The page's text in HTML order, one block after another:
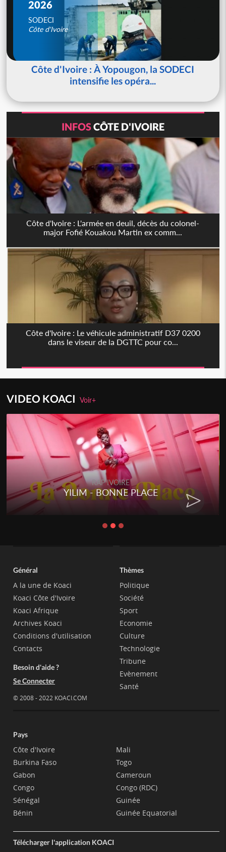
2026
SODECI
Côte d'Ivoire
Côte d'Ivoire : À Yopougon, la SODECI
intensifie les opéra...
INFOSCÔTE D'IVOIRE
Côte d'Ivoire : L'armée en deuil, décès du colonel-
major Fofié Kouakou Martin ex comm...
Côte d'Ivoire : Le véhicule administratif D37 0200
dans le viseur de la DGTTC pour co...
VIDEO KOACIVoir+
RAP IVOIRE
YILIM - BONNE PLACE
Général
A la une de Koaci
Koaci Côte d'Ivoire
Koaci Afrique
Archives Koaci
Conditions d'utilisation
Contacts
Besoin d'aide ?
Se Connecter
© 2008 - 2022 KOACI.COM
Thèmes
Politique
Société
Sport
Economie
Culture
Technologie
Tribune
Evènement
Santé
Pays
Côte d'Ivoire
Burkina Faso
Gabon
Congo
Sénégal
Bénin
Mali
Togo
Cameroun
Congo (RDC)
Guinée
Guinée Equatorial
Télécharger l'application KOACI